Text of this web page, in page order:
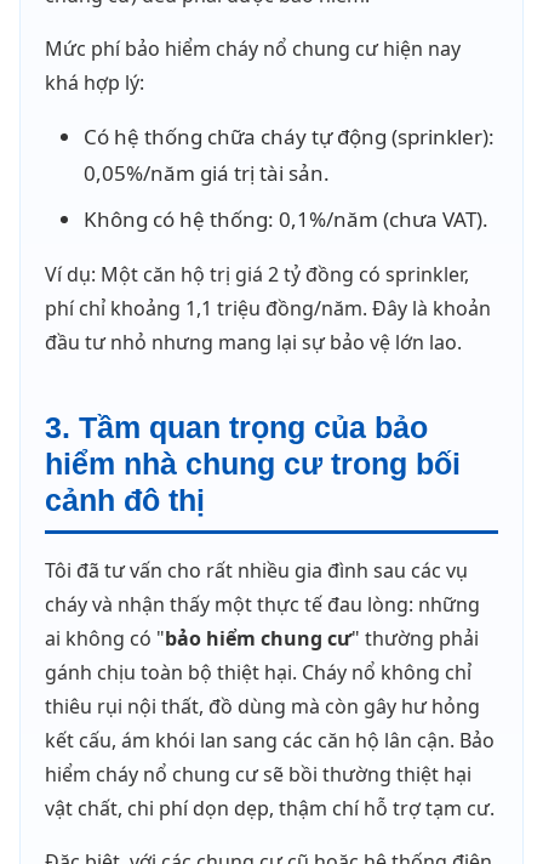
Mức phí bảo hiểm cháy nổ chung cư hiện nay
khá hợp lý:
Có hệ thống chữa cháy tự động (sprinkler):
0,05%/năm giá trị tài sản.
Không có hệ thống: 0,1%/năm (chưa VAT).
Ví dụ: Một căn hộ trị giá 2 tỷ đồng có sprinkler,
phí chỉ khoảng 1,1 triệu đồng/năm. Đây là khoản
đầu tư nhỏ nhưng mang lại sự bảo vệ lớn lao.
3. Tầm quan trọng của bảo
hiểm nhà chung cư trong bối
cảnh đô thị
Tôi đã tư vấn cho rất nhiều gia đình sau các vụ
cháy và nhận thấy một thực tế đau lòng: những
ai không có "bảo hiểm chung cư" thường phải
gánh chịu toàn bộ thiệt hại. Cháy nổ không chỉ
thiêu rụi nội thất, đồ dùng mà còn gây hư hỏng
kết cấu, ám khói lan sang các căn hộ lân cận. Bảo
hiểm cháy nổ chung cư sẽ bồi thường thiệt hại
vật chất, chi phí dọn dẹp, thậm chí hỗ trợ tạm cư.